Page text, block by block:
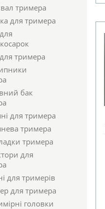
тримера
для тримера
тримера
бак
для тримера
тримера
тримера
для
для тримерів
для тримера
головки